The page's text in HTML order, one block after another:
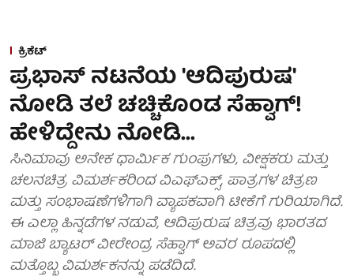
ಕ್ರಿಕೆಟ್
ಪ್ರಭಾಸ್ ನಟನೆಯ 'ಆದಿಪುರುಷ'
ನೋಡಿ ತಲೆ ಚಚ್ಚಿಕೊಂಡ ಸೆಹ್ವಾಗ್!
ಹೇಳಿದ್ದೇನು ನೋಡಿ...
ಸಿನಿಮಾವು ಅನೇಕ ಧಾರ್ಮಿಕ ಗುಂಪುಗಳು, ವೀಕ್ಷಕರು ಮತ್ತು
ಚಲನಚಿತ್ರ ವಿಮರ್ಶಕರಿಂದ ವಿಎಫ್ಎಕ್ಸ್, ಪಾತ್ರಗಳ ಚಿತ್ರಣ
ಮತ್ತು ಸಂಭಾಷಣೆಗಳಿಗಾಗಿ ವ್ಯಾಪಕವಾಗಿ ಟೀಕೆಗೆ ಗುರಿಯಾಗಿದೆ.
ಈ ಎಲ್ಲಾ ಹಿನ್ನಡೆಗಳ ನಡುವೆ, ಆದಿಪುರುಷ ಚಿತ್ರವು ಭಾರತದ
ಮಾಜಿ ಬ್ಯಾಟರ್ ವೀರೇಂದ್ರ ಸೆಹ್ವಾಗ್ ಅವರ ರೂಪದಲ್ಲಿ
ಮತ್ತೊಬ್ಬ ವಿಮರ್ಶಕನನ್ನು ಪಡೆದಿದೆ.